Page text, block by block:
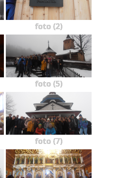
foto (2)
foto (5)
foto (7)